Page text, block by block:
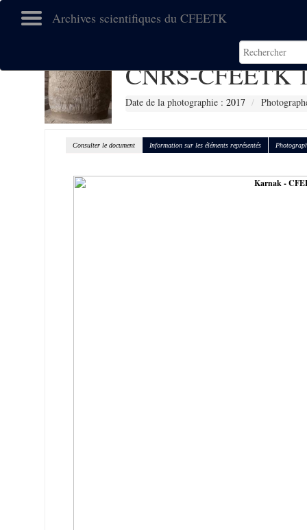
Archives scientifiques du CFEETK
CNRS-CFEETK
Date de la photographie : 2017
Consulter le document Information sur les éléments représentés